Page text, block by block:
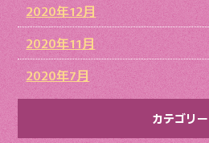
2020年12月
2020年11月
2020年7月
カテゴリー